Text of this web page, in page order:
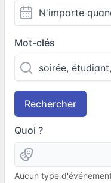
Mot-clés
Rechercher
Quoi ?
Aucun type